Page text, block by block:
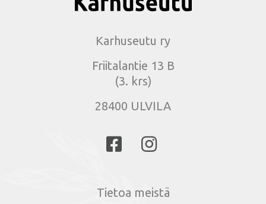
Karhuseutu ry
Friitalantie 13 B
(3. krs)
28400 ULVILA
Tietoa meistä